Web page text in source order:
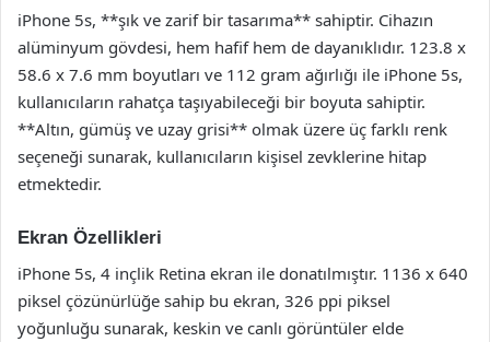
iPhone 5s, **şık ve zarif bir tasarıma** sahiptir. Cihazın
alüminyum gövdesi, hem hafif hem de dayanıklıdır. 123.8 x
58.6 x 7.6 mm boyutları ve 112 gram ağırlığı ile iPhone 5s,
kullanıcıların rahatça taşıyabileceği bir boyuta sahiptir.
**Altın, gümüş ve uzay grisi** olmak üzere üç farklı renk
seçeneği sunarak, kullanıcıların kişisel zevklerine hitap
etmektedir.
Ekran Özellikleri
iPhone 5s, 4 inçlik Retina ekran ile donatılmıştır. 1136 x 640
piksel çözünürlüğe sahip bu ekran, 326 ppi piksel
yoğunluğu sunarak, keskin ve canlı görüntüler elde